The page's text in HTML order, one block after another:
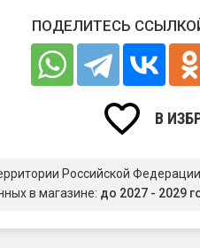
ПОДЕЛИТЕСЬ
В
Российской Федерации
в магазине: до 2027 - 2029